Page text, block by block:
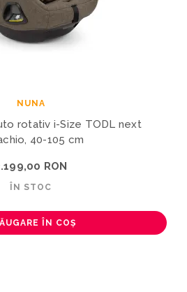
NUNA
rotativ i-Size TODL next
40-105 cm
RON
ÎN STOC
ÎN COȘ